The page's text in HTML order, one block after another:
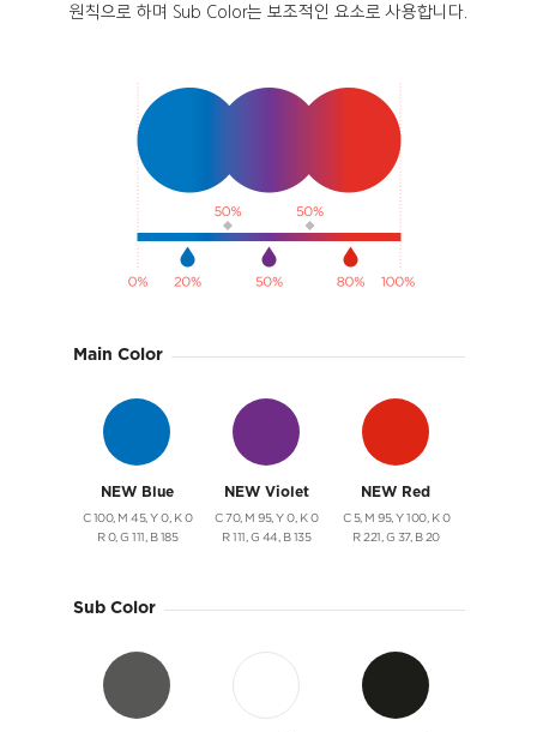
원칙으로 하며 Sub Color는 보조적인 요소로 사용합니다.
Main Color
NEW Blue
C 100, M 45, Y 0, K 0
R 0, G 111, B 185
NEW Violet
C 70, M 95, Y 0, K 0
R 111, G 44, B 135
NEW Red
C 5, M 95, Y 100, K 0
R 221, G 37, B 20
Sub Color